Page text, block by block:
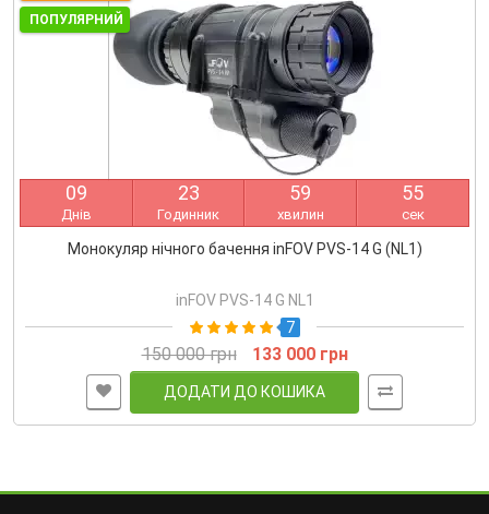
ПОПУЛЯРНИЙ
09
Днів
23
Годинник
59
хвилин
55
сек
Монокуляр нічного бачення inFOV PVS-14 G (NL1)
inFOV PVS-14 G NL1
7
150 000 грн 133 000 грн
ДОДАТИ ДО КОШИКА